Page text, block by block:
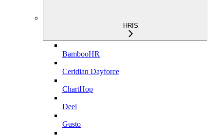
HRIS
BambooHR
Ceridian Dayforce
ChartHop
Deel
Gusto